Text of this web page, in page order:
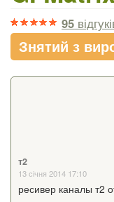
95
Знятий з
т2
13 січня 2014 17:10
ресивер каналы т2